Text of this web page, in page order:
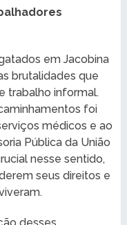
em Jacobina
brutalidades que
trabalho informal.
foi
médicos e ao
Pública da União
nesse sentido,
seus direitos e
desses